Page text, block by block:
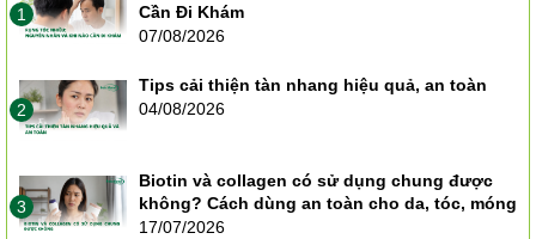
1
Cần Đi Khám
07/08/2026
2
Tips cải thiện tàn nhang hiệu quả, an toàn
04/08/2026
3
Biotin và collagen có sử dụng chung được
không? Cách dùng an toàn cho da, tóc, móng
17/07/2026